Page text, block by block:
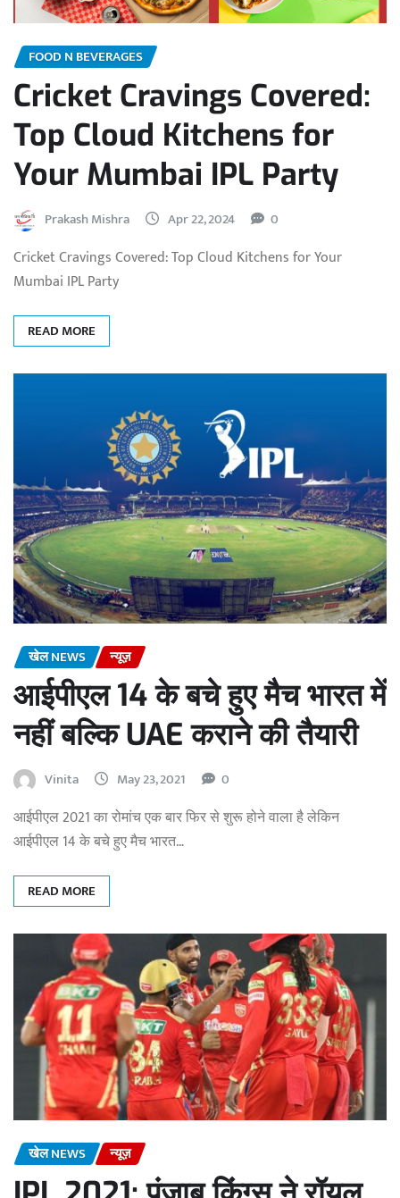
FOOD N BEVERAGES
Cricket Cravings Covered:
Top Cloud Kitchens for
Your Mumbai IPL Party
Prakash Mishra Apr 22, 2024 0
Cricket Cravings Covered: Top Cloud Kitchens for Your
Mumbai IPL Party
READ MORE
खेल NEWS न्यूज़
आईपीएल 14 के बचे हुए मैच भारत में
नहीं बल्कि UAE कराने की तैयारी
Vinita May 23, 2021 0
आईपीएल 2021 का रोमांच एक बार फिर से शुरू होने वाला है लेकिन
आईपीएल 14 के बचे हुए मैच भारत…
READ MORE
खेल NEWS न्यूज़